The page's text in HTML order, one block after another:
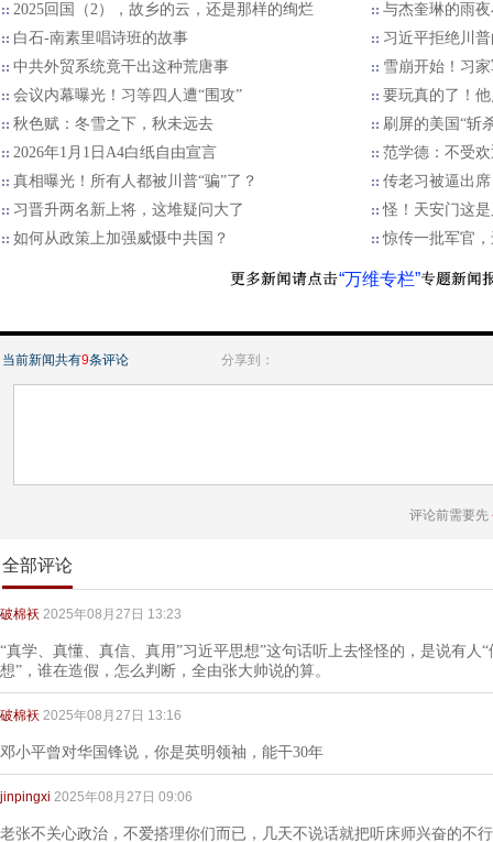
2025回国（2），故乡的云，还是那样的绚烂
与杰奎琳的雨
白石-南素里唱诗班的故事
习近平拒绝川普
中共外贸系统竟干出这种荒唐事
雪崩开始！习
会议内幕曝光！习等四人遭“围攻”
要玩真的了！
秋色赋：冬雪之下，秋未远去
刷屏的美国“斩
2026年1月1日A4白纸自由宣言
范学德：不受
真相曝光！所有人都被川普“骗”了？
传老习被逼出
习晋升两名新上将，这堆疑问大了
怪！天安门这
如何从政策上加强威慑中共国？
惊传一批军官
“万维专栏”
当前新闻共有9条评论 分享到：
评论前需要先
全部评论
破棉袄 2025年08月27日 13:23
“真学、真懂、真信、真用”习近平思想”这句话听上去怪怪的，是说有人
想”，谁在造假，怎么判断，全由张大帅说的算。
破棉袄 2025年08月27日 13:16
邓小平曾对华国锋说，你是英明领袖，能干30年
jinpingxi 2025年08月27日 09:06
老张不关心政治，不爱搭理你们而已，几天不说话就把听床师兴奋的不